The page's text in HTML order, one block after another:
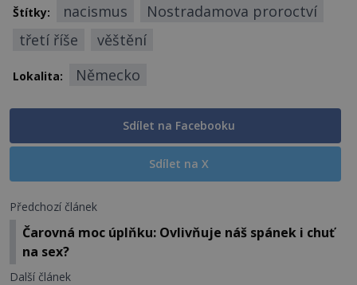
Štítky: nacismus
Nostradamova proroctví
třetí říše
věštění
Lokalita: Německo
Sdílet na Facebooku
Sdílet na X
Předchozí článek
Čarovná moc úplňku: Ovlivňuje náš spánek i chuť
na sex?
Další článek